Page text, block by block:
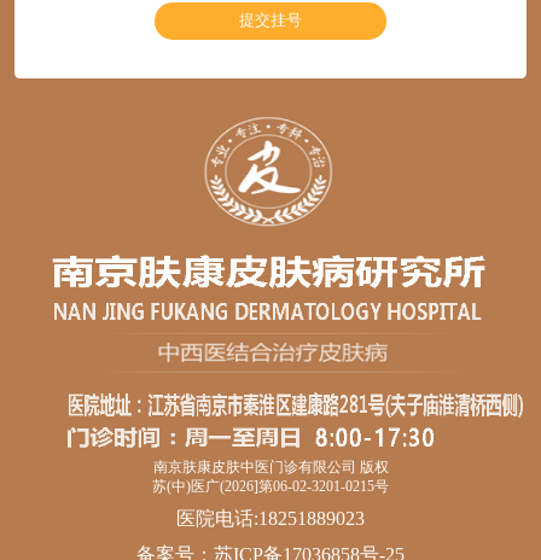
南京肤康皮肤中医门诊有限公司 版权
苏(中)医广(2026]第06-02-3201-0215号
医院电话:18251889023
备案号： 苏ICP备17036858号-25